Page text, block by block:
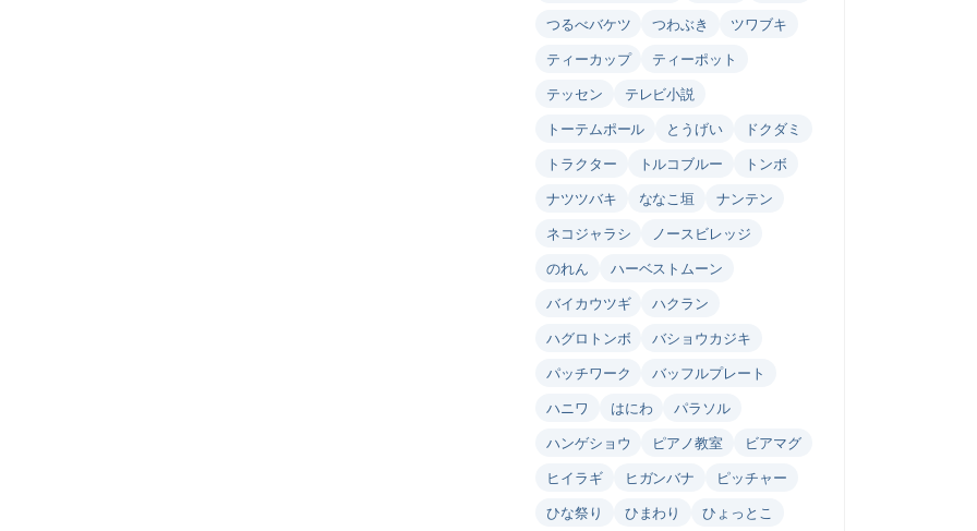
つるべバケツ
つわぶき
ツワブキ
ティーカップ
ティーポット
テッセン
テレビ小説
トーテムポール
とうげい
ドクダミ
トラクター
トルコブルー
トンボ
ナツツバキ
ななこ垣
ナンテン
ネコジャラシ
ノースビレッジ
のれん
ハーベストムーン
バイカウツギ
ハクラン
ハグロトンボ
バショウカジキ
パッチワーク
バッフルプレート
ハニワ
はにわ
パラソル
ハンゲショウ
ピアノ教室
ビアマグ
ヒイラギ
ヒガンバナ
ピッチャー
ひな祭り
ひまわり
ひょっとこ